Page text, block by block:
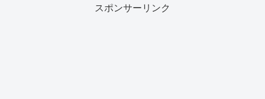
スポンサーリンク